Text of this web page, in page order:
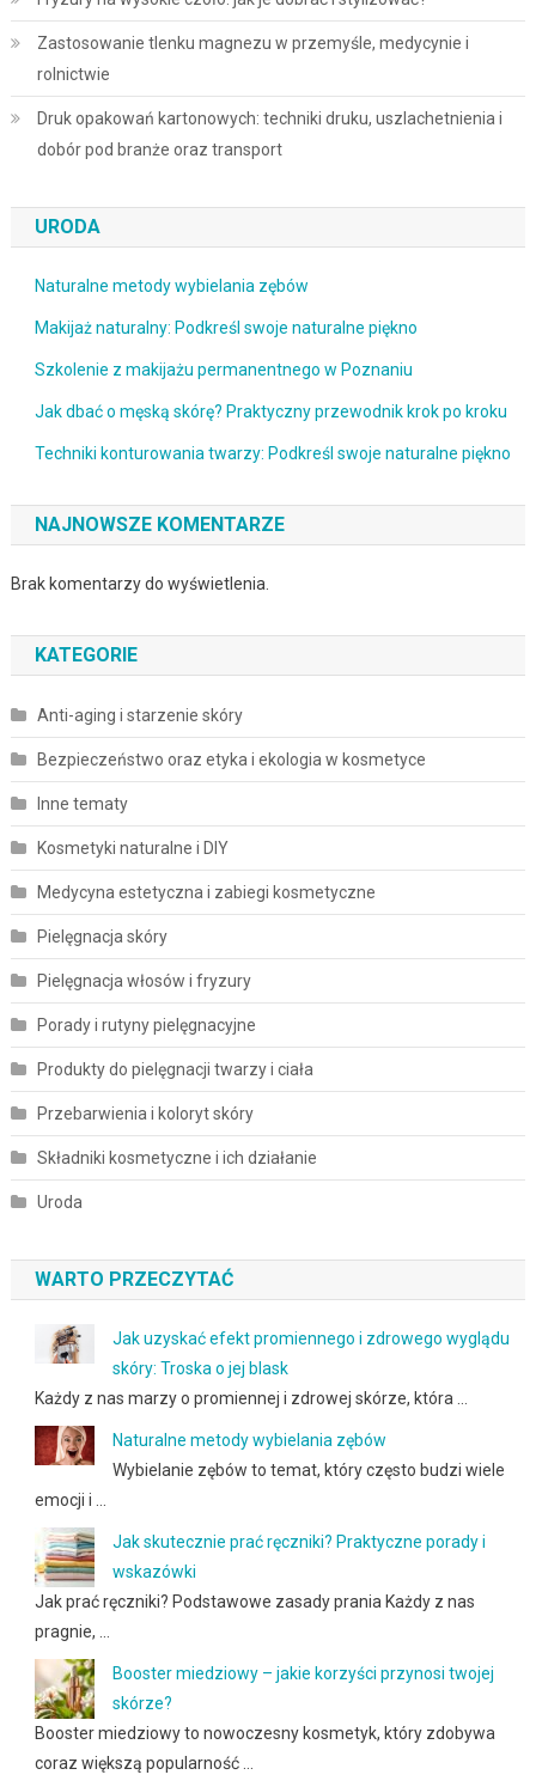
Zastosowanie tlenku magnezu w przemyśle, medycynie i
rolnictwie
Druk opakowań kartonowych: techniki druku, uszlachetnienia i
dobór pod branże oraz transport
URODA
Naturalne metody wybielania zębów
Makijaż naturalny: Podkreśl swoje naturalne piękno
Szkolenie z makijażu permanentnego w Poznaniu
Jak dbać o męską skórę? Praktyczny przewodnik krok po kroku
Techniki konturowania twarzy: Podkreśl swoje naturalne piękno
NAJNOWSZE KOMENTARZE
Brak komentarzy do wyświetlenia.
KATEGORIE
Anti-aging i starzenie skóry
Bezpieczeństwo oraz etyka i ekologia w kosmetyce
Inne tematy
Kosmetyki naturalne i DIY
Medycyna estetyczna i zabiegi kosmetyczne
Pielęgnacja skóry
Pielęgnacja włosów i fryzury
Porady i rutyny pielęgnacyjne
Produkty do pielęgnacji twarzy i ciała
Przebarwienia i koloryt skóry
Składniki kosmetyczne i ich działanie
Uroda
WARTO PRZECZYTAĆ
Jak uzyskać efekt promiennego i zdrowego wyglądu
skóry: Troska o jej blask
Każdy z nas marzy o promiennej i zdrowej skórze, która …
Naturalne metody wybielania zębów
Wybielanie zębów to temat, który często budzi wiele
emocji i …
Jak skutecznie prać ręczniki? Praktyczne porady i
wskazówki
Jak prać ręczniki? Podstawowe zasady prania Każdy z nas
pragnie, …
Booster miedziowy – jakie korzyści przynosi twojej
skórze?
Booster miedziowy to nowoczesny kosmetyk, który zdobywa
coraz większą popularność …